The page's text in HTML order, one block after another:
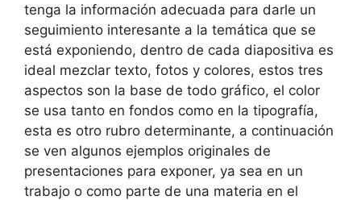
tenga la información adecuada para darle un
seguimiento interesante a la temática que se
está exponiendo, dentro de cada diapositiva es
ideal mezclar texto, fotos y colores, estos tres
aspectos son la base de todo gráfico, el color
se usa tanto en fondos como en la tipografía,
esta es otro rubro determinante, a continuación
se ven algunos ejemplos originales de
presentaciones para exponer, ya sea en un
trabajo o como parte de una materia en el